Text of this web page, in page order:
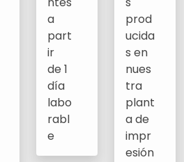
a
part
ir
de 1
día
labo
rabl
e
prod
ucida
s en
nues
tra
plant
a de
impr
esión